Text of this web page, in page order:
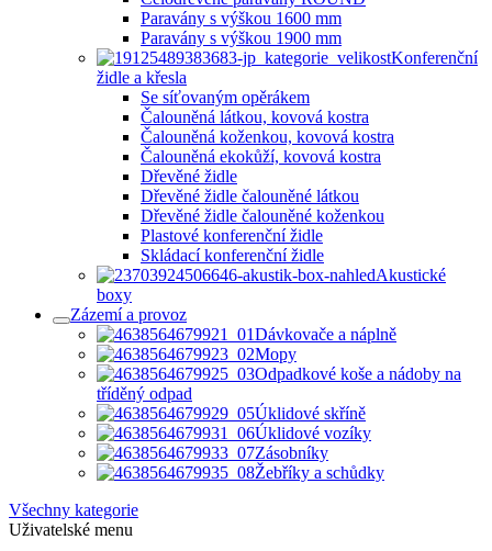
Paravány s výškou 1600 mm
Paravány s výškou 1900 mm
Konferenční
židle a křesla
Se síťovaným opěrákem
Čalouněná látkou, kovová kostra
Čalouněná koženkou, kovová kostra
Čalouněná ekokůží, kovová kostra
Dřevěné židle
Dřevěné židle čalouněné látkou
Dřevěné židle čalouněné koženkou
Plastové konferenční židle
Skládací konferenční židle
Akustické
boxy
Zázemí a provoz
Dávkovače a náplně
Mopy
Odpadkové koše a nádoby na
tříděný odpad
Úklidové skříně
Úklidové vozíky
Zásobníky
Žebříky a schůdky
Všechny kategorie
Uživatelské menu